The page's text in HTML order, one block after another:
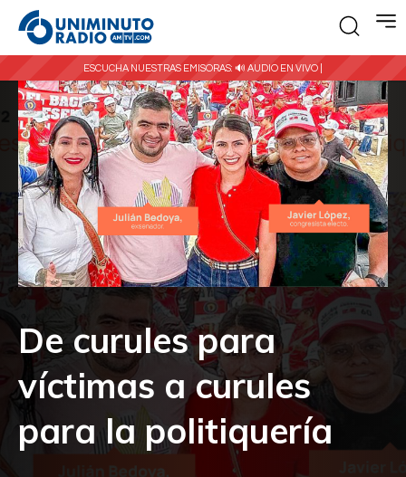
ESCUCHA NUESTRAS EMISORAS: 🔊 AUDIO EN VIVO |
De curules para
víctimas a curules
para la politiquería